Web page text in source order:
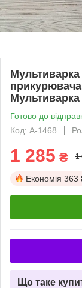
Мультиварка
Готово до
Код: A-1468
1 285 ₴ 1
Економія 363
Що таке